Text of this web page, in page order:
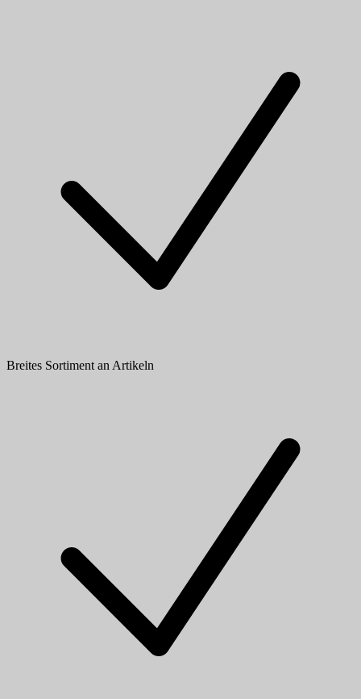
Breites Sortiment an Artikeln